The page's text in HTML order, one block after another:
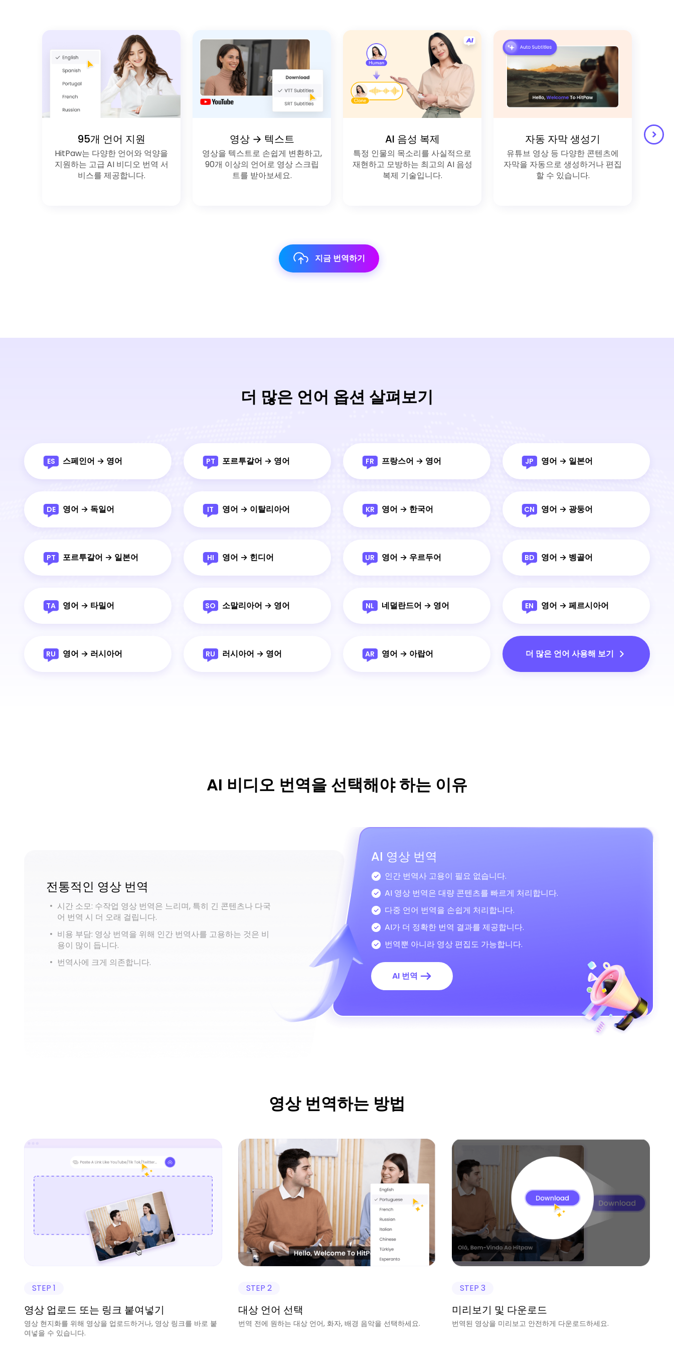
95개 언어 지원
HitPaw는 다양한 언어와 억양을
지원하는 고급 AI 비디오 번역 서
비스를 제공합니다.
영상 → 텍스트
영상을 텍스트로 손쉽게 변환하고,
90개 이상의 언어로 영상 스크립
트를 받아보세요.
AI 음성 복제
특정 인물의 목소리를 사실적으로
재현하고 모방하는 최고의 AI 음성
복제 기술입니다.
자동 자막 생성기
유튜브 영상 등 다양한 콘텐츠에
자막을 자동으로 생성하거나 편집
할 수 있습니다.
지금 번역하기
더 많은 언어 옵션 살펴보기
ES 스페인어 → 영어 PT 포르투갈어 → 영어 FR 프랑스어 → 영어 JP 영어 → 일본어
DE 영어 → 독일어 IT 영어 → 이탈리아어 KR 영어 → 한국어 CN 영어 → 광둥어
PT 포르투갈어 → 일본어 HI 영어 → 힌디어 UR 영어 → 우르두어 BD 영어 → 벵골어
TA 영어 → 타밀어 SO 소말리아어 → 영어 NL 네덜란드어 → 영어 EN 영어 → 페르시아어
RU 영어 → 러시아어 RU 러시아어 → 영어 AR 영어 → 아랍어 더 많은 언어 사용해 보기
AI 비디오 번역을 선택해야 하는 이유
전통적인 영상 번역
시간 소모: 수작업 영상 번역은 느리며, 특히 긴 콘텐츠나 다국
어 번역 시 더 오래 걸립니다.
비용 부담: 영상 번역을 위해 인간 번역사를 고용하는 것은 비
용이 많이 듭니다.
번역사에 크게 의존합니다.
AI 영상 번역
인간 번역사 고용이 필요 없습니다.
AI 영상 번역은 대량 콘텐츠를 빠르게 처리합니다.
다중 언어 번역을 손쉽게 처리합니다.
AI가 더 정확한 번역 결과를 제공합니다.
번역뿐 아니라 영상 편집도 가능합니다.
AI 번역
영상 번역하는 방법
STEP 1
영상 업로드 또는 링크 붙여넣기
영상 현지화를 위해 영상을 업로드하거나, 영상 링크를 바로 붙
여넣을 수 있습니다.
STEP 2
대상 언어 선택
번역 전에 원하는 대상 언어, 화자, 배경 음악을 선택하세요.
STEP 3
미리보기 및 다운로드
번역된 영상을 미리보고 안전하게 다운로드하세요.